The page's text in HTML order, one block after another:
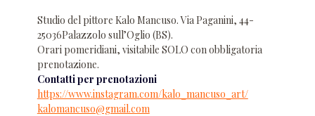
Studio del pittore Kalo Mancuso. Via Paganini, 44-
25036Palazzolo sull’Oglio (BS).
Orari pomeridiani, visitabile SOLO con obbligatoria
prenotazione.
Contatti per prenotazioni
https://www.instagram.com/kalo_mancuso_art/
kalomancuso@gmail.com